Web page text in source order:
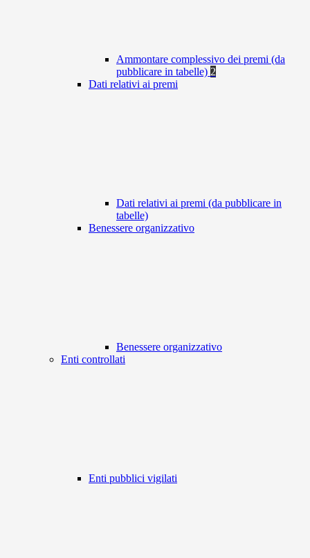
Ammontare complessivo dei premi (da
pubblicare in tabelle) 2
Dati relativi ai premi
Dati relativi ai premi (da pubblicare in
tabelle)
Benessere organizzativo
Benessere organizzativo
Enti controllati
Enti pubblici vigilati